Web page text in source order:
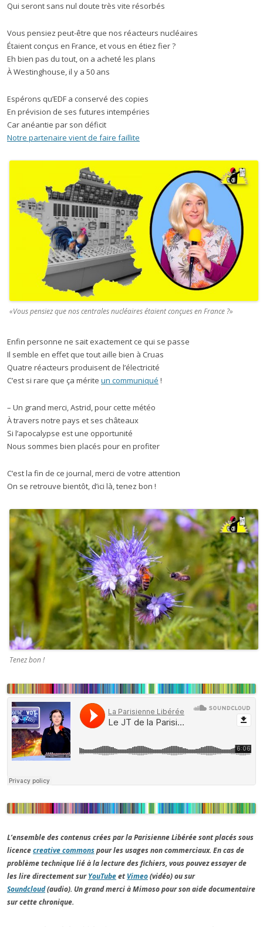
Qui seront sans nul doute très vite résorbés
Vous pensiez peut-être que nos réacteurs nucléaires
Étaient conçus en France, et vous en étiez fier ?
Eh bien pas du tout, on a acheté les plans
À Westinghouse, il y a 50 ans
Espérons qu’EDF a conservé des copies
En prévision de ses futures intempéries
Car anéantie par son déficit
Notre partenaire vient de faire faillite
«Vous pensiez que nos centrales nucléaires étaient conçues en France ?»
Enfin personne ne sait exactement ce qui se passe
Il semble en effet que tout aille bien à Cruas
Quatre réacteurs produisent de l’électricité
C’est si rare que ça mérite un communiqué !
– Un grand merci, Astrid, pour cette météo
À travers notre pays et ses châteaux
Si l’apocalypse est une opportunité
Nous sommes bien placés pour en profiter
C’est la fin de ce journal, merci de votre attention
On se retrouve bientôt, d’ici là, tenez bon !
Tenez bon !
L’ensemble des contenus crées par la Parisienne Libérée sont placés sous
licencecreative commonspour les usages non commerciaux. En cas de
problème technique lié à la lecture des fichiers, vous pouvez essayer de
les lire directement surYouTubeet Vimeo(vidéo) ou sur
Soundcloud(audio). Un grand merci à Mimoso pour son aide documentaire
sur cette chronique.